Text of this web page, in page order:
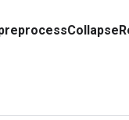
Collapse